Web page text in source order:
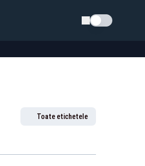
Schimba tema
Toate etichetele